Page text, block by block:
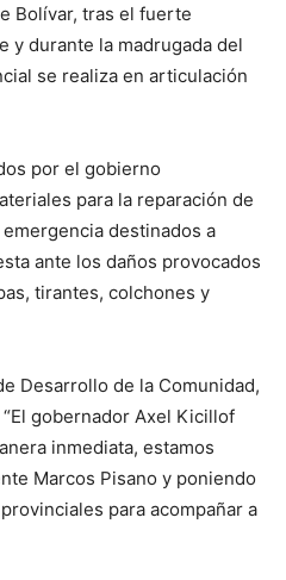
Bolívar, tras el fuerte
y durante la madrugada del
se realiza en articulación
por el gobierno
para la reparación de
destinados a
ante los daños provocados
tirantes, colchones y
Desarrollo de la Comunidad,
gobernador Axel Kicillof
inmediata, estamos
Marcos Pisano y poniendo
para acompañar a